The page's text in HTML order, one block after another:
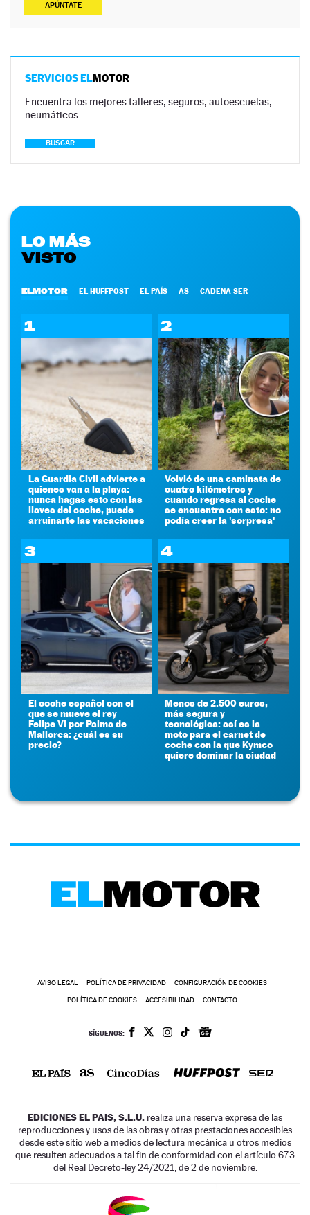
APÚNTATE
SERVICIOS ELMOTOR
Encuentra los mejores talleres, seguros, autoescuelas,
neumáticos…
BUSCAR
LO MÁS
VISTO
ELMOTOR EL HUFFPOST EL PAÍS AS CADENA SER
1
La Guardia Civil advierte a
quienes van a la playa:
nunca hagas esto con las
llaves del coche, puede
arruinarte las vacaciones
2
Volvió de una caminata de
cuatro kilómetros y
cuando regresa al coche
se encuentra con esto: no
podía creer la 'sorpresa'
3
El coche español con el
que se mueve el rey
Felipe VI por Palma de
Mallorca: ¿cuál es su
precio?
4
Menos de 2.500 euros,
más segura y
tecnológica: así es la
moto para el carnet de
coche con la que Kymco
quiere dominar la ciudad
AVISO LEGAL POLÍTICA DE PRIVACIDAD CONFIGURACIÓN DE COOKIES
POLÍTICA DE COOKIES ACCESIBILIDAD CONTACTO
SÍGUENOS:
EDICIONES EL PAIS, S.L.U. realiza una reserva expresa de las
reproducciones y usos de las obras y otras prestaciones accesibles
desde este sitio web a medios de lectura mecánica u otros medios
que resulten adecuados a tal fin de conformidad con el artículo 67.3
del Real Decreto-ley 24/2021, de 2 de noviembre.